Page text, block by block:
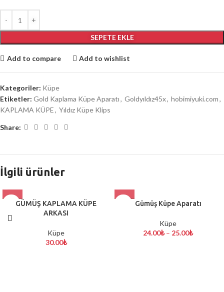
SEPETE EKLE
Add to compare Add to wishlist
Kategoriler: Küpe
Etiketler: Gold Kaplama Küpe Aparatı, Goldyıldız45x, hobimiyuki.com,
KAPLAMA KÜPE, Yıldız Küpe Klips
Share:
İlgili ürünler
GÜMÜŞ KAPLAMA KÜPE
ARKASI
Küpe
30.00₺
Gümüş Küpe Aparatı
Küpe
24.00₺ – 25.00₺